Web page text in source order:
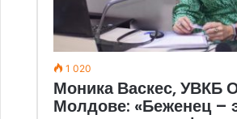
1 020
Моника Васкес, УВКБ
Молдове: «Беженец –